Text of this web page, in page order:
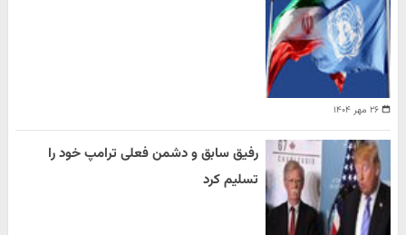
۲۶ مهر ۱۴۰۴
رفیق سابق و دشمن فعلی ترامپ خود را
تسلیم کرد